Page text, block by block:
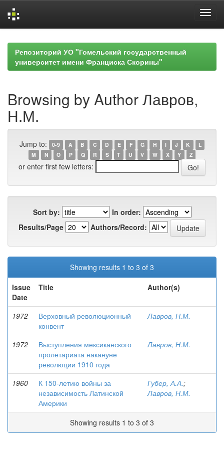
navigationРепозиторий УО "Гомельский государственный
университет имени Франциска Скорины"
Browsing by Author Лавров,
Н.М.
Jump to: 0-9 A B C D E F G H I J K
L
M
N O P Q R S T U V W X Y Z
or enter first few letters:
Sort by:
In order:
Results/Page
Authors/Record:
Showing results 1 to 3 of 3
Issue
Date
Title Author(s)
1972
Верховный революционный
конвент
Лавров, Н.М.
1972
Выступления мексиканского
пролетариата накануне
революции 1910 года
Лавров, Н.М.
1960
К 150-летию войны за
независимость Латинской
Америки
Губер, А.А.;
Лавров, Н.М.
Showing results 1 to 3 of 3